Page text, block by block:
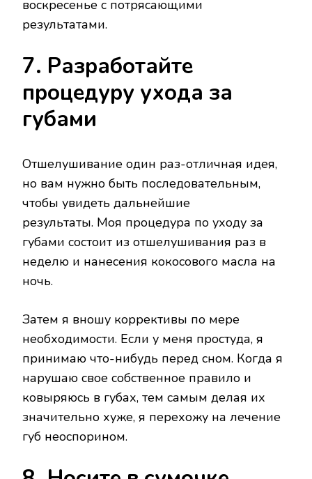
воскресенье с потрясающими
результатами.
7. Разработайте
процедуру ухода за
губами
Отшелушивание один раз-отличная идея,
но вам нужно быть последовательным,
чтобы увидеть дальнейшие
результаты. Моя процедура по уходу за
губами состоит из отшелушивания раз в
неделю и нанесения кокосового масла на
ночь.
Затем я вношу коррективы по мере
необходимости. Если у меня простуда, я
принимаю что-нибудь перед сном. Когда я
нарушаю свое собственное правило и
ковыряюсь в губах, тем самым делая их
значительно хуже, я перехожу на лечение
губ неоспорином.